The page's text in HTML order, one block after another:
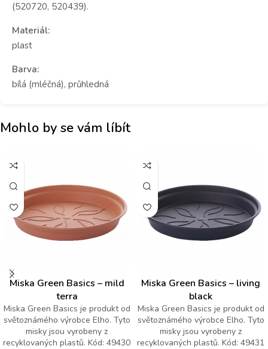
(520720, 520439).
Materiál:
plast
Barva:
bílá (mléčná), průhledná
Mohlo by se vám líbít
Miska Green Basics – mild
terra
Miska Green Basics je produkt od
světoznámého výrobce Elho. Tyto
misky jsou vyrobeny z
recyklovaných plastů. Kód: 49430
Miska Green Basics – living
black
Miska Green Basics je produkt od
světoznámého výrobce Elho. Tyto
misky jsou vyrobeny z
recyklovaných plastů. Kód: 49431